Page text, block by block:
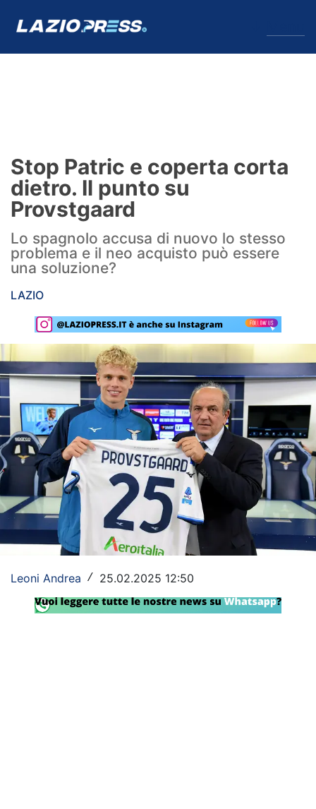
Formello
Infortuni
Primavera
Calciomercato
Lazio Women
Rassegna Lazio
Social
Calcio
Serie A
Champions League
Europa League
Altri Sport
Formula 1
Tennis
Vela
Stop Patric e coperta corta
dietro. Il punto su
Provstgaard
Lo spagnolo accusa di nuovo lo stesso
problema e il neo acquisto può essere
una soluzione?
LAZIO
Leoni Andrea / 25.02.2025 12:50